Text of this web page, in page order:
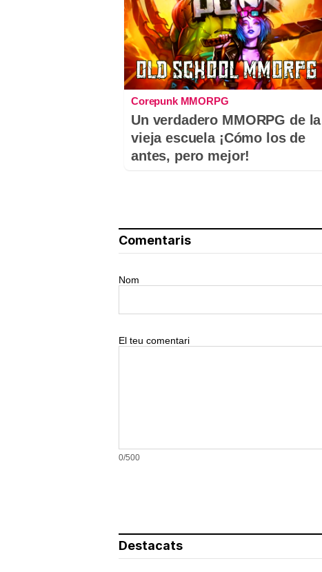
Corepunk MMORPG
Un verdadero MMORPG de la
vieja escuela ¡Cómo los de
antes, pero mejor!
Comentaris
Nom
El teu comentari
0/500
Destacats